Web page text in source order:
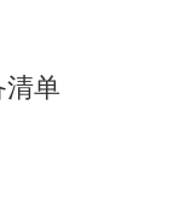
单